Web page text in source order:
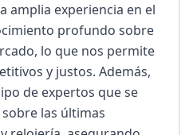
amplia experiencia en el
profundo sobre
lo que nos permite
y justos. Además,
de expertos que se
las últimas